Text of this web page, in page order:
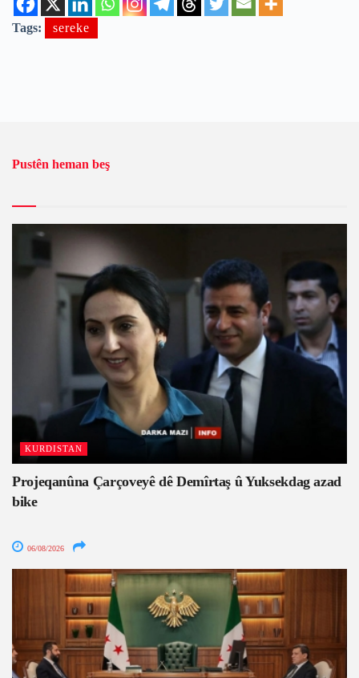
Tags: sereke
Pustên heman beş
KURDISTAN
Projeqanûna Çarçoveyê dê Demîrtaş û Yuksekdag azad
bike
06/08/2026